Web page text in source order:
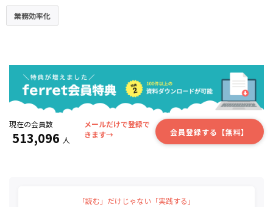
業務効率化
現在の会員数
513,096 人
メールだけで登録で
きます→
会員登録する【無料】
「読む」だけじゃない「実践する」